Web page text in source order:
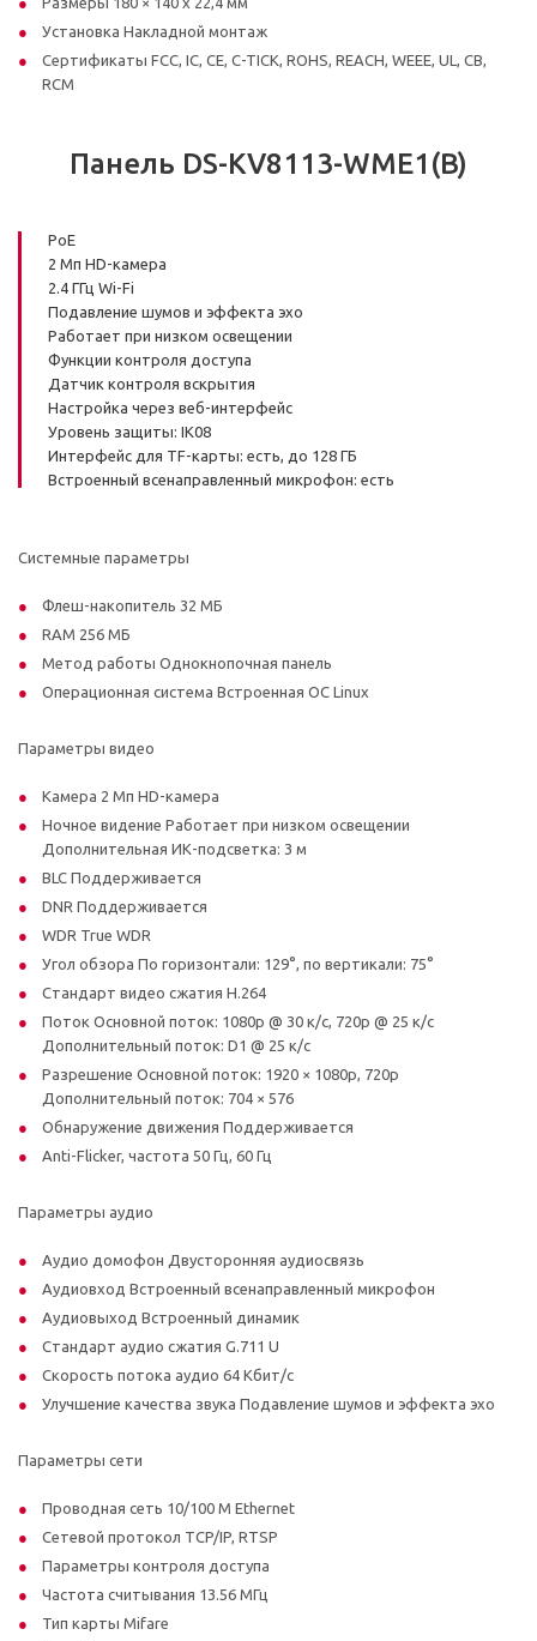
Установка Накладной монтаж
Сертификаты FCC, IC, CE, C-TICK, ROHS, REACH, WEEE, UL, CB,
RCM
Панель DS-KV8113-WME1(B)
PoE
2 Мп HD-камера
2.4 ГГц Wi-Fi
Подавление шумов и эффекта эхо
Работает при низком освещении
Функции контроля доступа
Датчик контроля вскрытия
Настройка через веб-интерфейс
Уровень защиты: IK08
Интерфейс для TF-карты: есть, до 128 ГБ
Встроенный всенаправленный микрофон: есть
Системные параметры
Флеш-накопитель 32 MБ
RAM 256 MБ
Метод работы Однокнопочная панель
Операционная система Встроенная ОС Linux
Параметры видео
Камера 2 Мп HD-камера
Ночное видение Работает при низком освещении
Дополнительная ИК-подсветка: 3 м
BLC Поддерживается
DNR Поддерживается
WDR True WDR
Угол обзора По горизонтали: 129°, по вертикали: 75°
Стандарт видео сжатия H.264
Поток Основной поток: 1080p @ 30 к/с, 720p @ 25 к/с
Дополнительный поток: D1 @ 25 к/с
Разрешение Основной поток: 1920 × 1080p, 720p
Дополнительный поток: 704 × 576
Обнаружение движения Поддерживается
Anti-Flicker, частота 50 Гц, 60 Гц
Параметры аудио
Аудио домофон Двусторонняя аудиосвязь
Аудиовход Встроенный всенаправленный микрофон
Аудиовыход Встроенный динамик
Стандарт аудио сжатия G.711 U
Скорость потока аудио 64 Кбит/с
Улучшение качества звука Подавление шумов и эффекта эхо
Параметры сети
Проводная сеть 10/100 M Ethernet
Сетевой протокол TCP/IP, RTSP
Параметры контроля доступа
Частота считывания 13.56 МГц
Тип карты Mifare